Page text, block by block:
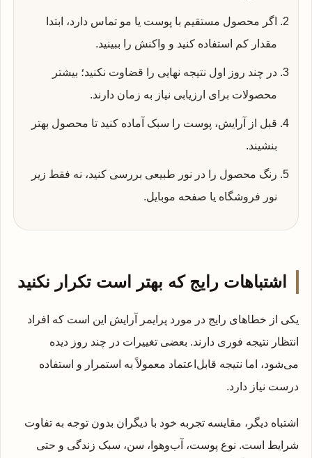
اگر محصول مستقیم با پوست یا مو تماس دارد، ابتدا
مقدار کم استفاده کنید و واکنش را ببینید.
در چند روز اول نتیجه نهایی را قضاوت نکنید؛ بیشتر
محصولات برای ارزیابی نیاز به زمان دارند.
قبل از آرایش، پوست را سبک آماده کنید تا محصول بهتر
بنشیند.
رنگ محصول را در نور طبیعی بررسی کنید، نه فقط زیر
نور فروشگاه یا صفحه موبایل.
اشتباهات رایج که بهتر است تکرار نکنید
یکی از خطاهای رایج در مورد پرایمر آرایش این است که افراد
انتظار نتیجه فوری دارند. بعضی تغییرات در چند روز دیده
می‌شود، اما نتیجه قابل‌اعتماد معمولاً به استمرار و استفاده
درست نیاز دارد.
اشتباه دیگر، مقایسه تجربه خود با دیگران بدون توجه به تفاوت
شرایط است. نوع پوست، آب‌وهوا، سن، سبک زندگی و حتی